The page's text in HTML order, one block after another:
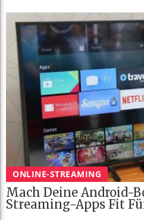
ONLINE-STREAMING
Mach Deine Android-
Streaming-Apps Fit